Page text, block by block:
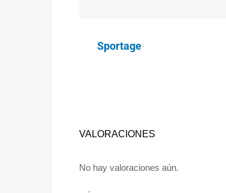
Sportage
VALORACIONES
No hay valoraciones aún.